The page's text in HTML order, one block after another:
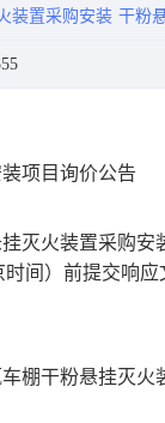
装置采购安装 干粉
项目询价公告
灭火装置采购安
时间）前提交响应
棚干粉悬挂灭火